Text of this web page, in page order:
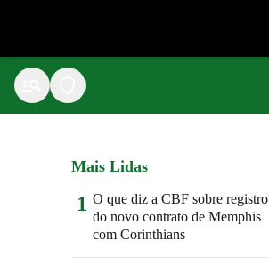
Mais Lidas
1 O que diz a CBF sobre registro
do novo contrato de Memphis
com Corinthians